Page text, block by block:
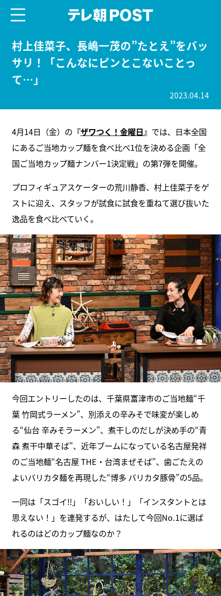
村上佳菜子、長嶋一茂の”たとえ”をバッ
サリ！「こんなにピンとこないことっ
て…」
2023.04.14
4月14日（金）の 『ザワつく！金曜日 』 では、日本全国
にあるご当地カップ麺を食べ比べ1位を決める企画「全
国ご当地カップ麺ナンバー1決定戦」の第7弾を開催。
プロフィギュアスケーターの荒川静香、村上佳菜子をゲ
ストに迎え、スタッフが試食に試食を重ねて選び抜いた
逸品を食べ比べていく。
今回エントリーしたのは、千葉県富津市のご当地麺“千
葉 竹岡式ラーメン”、別添えの辛みそで味変が楽しめ
る“仙台 辛みそラーメン”、煮干しのだしが決め手の“青
森 煮干中華そば”、近年ブームになっている名古屋発祥
のご当地麺“名古屋 THE・台湾まぜそば”、歯ごたえの
よいバリカタ麺を再現した“博多 バリカタ豚骨”の5品。
一同は「スゴイ!!」「おいしい！」「インスタントとは
思えない！」を連発するが、はたして今回No.1に選ば
れるのはどのカップ麺なのか？